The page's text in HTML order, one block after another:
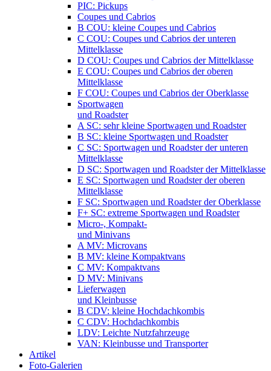
PIC: Pickups
Coupes und Cabrios
B COU: kleine Coupes und Cabrios
C COU: Coupes und Cabrios der unteren
Mittelklasse
D COU: Coupes und Cabrios der Mittelklasse
E COU: Coupes und Cabrios der oberen
Mittelklasse
F COU: Coupes und Cabrios der Oberklasse
Sportwagen
und Roadster
A SC: sehr kleine Sportwagen und Roadster
B SC: kleine Sportwagen und Roadster
C SC: Sportwagen und Roadster der unteren
Mittelklasse
D SC: Sportwagen und Roadster der Mittelklasse
E SC: Sportwagen und Roadster der oberen
Mittelklasse
F SC: Sportwagen und Roadster der Oberklasse
F+ SC: extreme Sportwagen und Roadster
Micro-, Kompakt-
und Minivans
A MV: Microvans
B MV: kleine Kompaktvans
C MV: Kompaktvans
D MV: Minivans
Lieferwagen
und Kleinbusse
B CDV: kleine Hochdachkombis
C CDV: Hochdachkombis
LDV: Leichte Nutzfahrzeuge
VAN: Kleinbusse und Transporter
Artikel
Foto-Galerien